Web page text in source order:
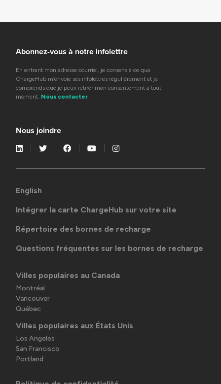
Abonnez-vous à notre infolettre
En entrant mon adresse courriel, je consens à ce que
ChargeHub m’envoie ses infolettres régulièrement et je
comprends que je peux retirer mon consentement à tout
moment. Nous contacter
Nous joindre
English
Intégrer la carte ChargeHub sur votre site
Répertoire des bornes de recharge
Questions fréquentes sur les bornes de recharge
Villes populaires au Canada
Montréal
Vancouver
Québec
Villes populaires aux États Unis
Los Angeles
San Francisco
Portland